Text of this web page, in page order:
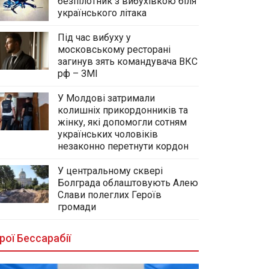
українського літака
Під час вибуху у
московському ресторані
загинув зять командувача ВКС
рф – ЗМІ
У Молдові затримали
колишніх прикордонників та
жінку, які допомогли сотням
українських чоловіків
незаконно перетнути кордон
У центральному сквері
Болграда облаштовують Алею
Слави полеглих Героїв
громади
Бессарабії